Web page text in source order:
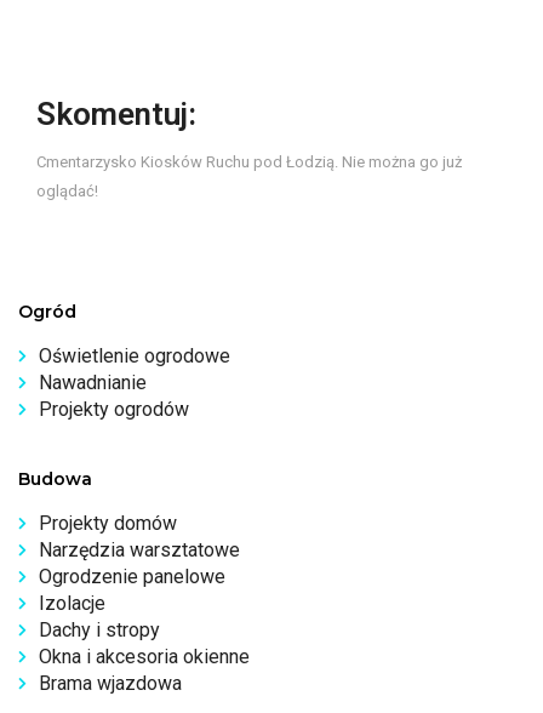
Skomentuj:
Cmentarzysko Kiosków Ruchu pod Łodzią. Nie można go już
oglądać!
Ogród
Oświetlenie ogrodowe
Nawadnianie
Projekty ogrodów
Budowa
Projekty domów
Narzędzia warsztatowe
Ogrodzenie panelowe
Izolacje
Dachy i stropy
Okna i akcesoria okienne
Brama wjazdowa